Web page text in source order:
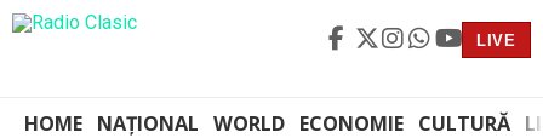
LIVE
HOME NAȚIONAL WORLD ECONOMIE CULTURĂ